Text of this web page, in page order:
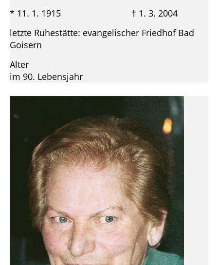
* 11. 1. 1915 † 1. 3. 2004
letzte Ruhestätte: evangelischer Friedhof Bad
Goisern
Alter
im 90. Lebensjahr